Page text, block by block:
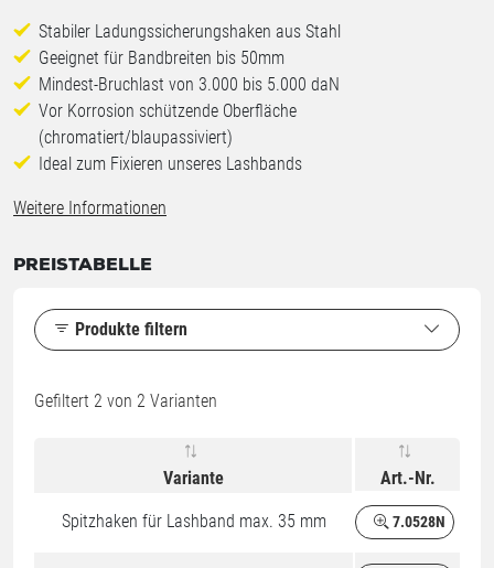
Stabiler Ladungssicherungshaken aus Stahl
Geeignet für Bandbreiten bis 50mm
Mindest-Bruchlast von 3.000 bis 5.000 daN
Vor Korrosion schützende Oberfläche
(chromatiert/blaupassiviert)
Ideal zum Fixieren unseres Lashbands
Weitere Informationen
PREISTABELLE
Produkte filtern
Gefiltert 2 von 2 Varianten
Variante Art.-Nr.
Spitzhaken für Lashband max. 35 mm 7.0528N